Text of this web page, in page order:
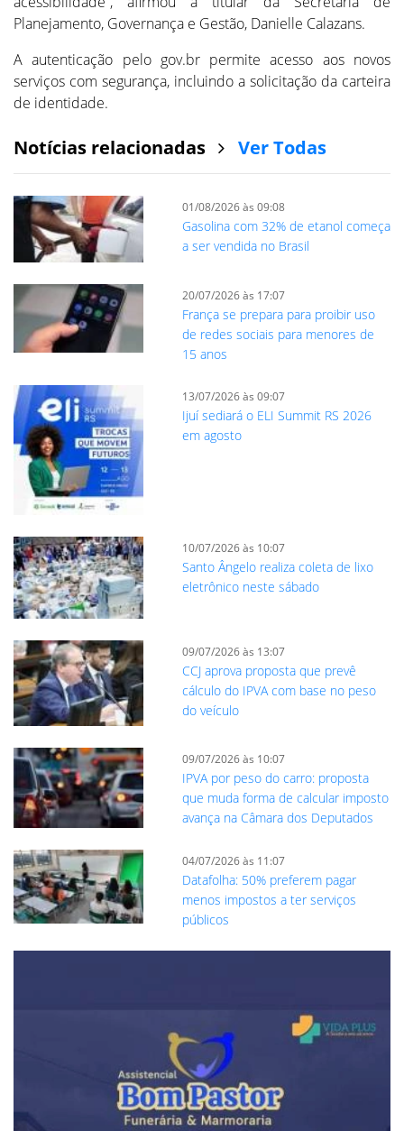
Planejamento, Governança e Gestão, Danielle Calazans.
A autenticação pelo gov.br permite acesso aos novos
serviços com segurança, incluindo a solicitação da carteira
de identidade.
Notícias relacionadas Ver Todas
01/08/2026 às 09:08
Gasolina com 32% de etanol começa
a ser vendida no Brasil
20/07/2026 às 17:07
França se prepara para proibir uso
de redes sociais para menores de
15 anos
13/07/2026 às 09:07
Ijuí sediará o ELI Summit RS 2026
em agosto
10/07/2026 às 10:07
Santo Ângelo realiza coleta de lixo
eletrônico neste sábado
09/07/2026 às 13:07
CCJ aprova proposta que prevê
cálculo do IPVA com base no peso
do veículo
09/07/2026 às 10:07
IPVA por peso do carro: proposta
que muda forma de calcular imposto
avança na Câmara dos Deputados
04/07/2026 às 11:07
Datafolha: 50% preferem pagar
menos impostos a ter serviços
públicos